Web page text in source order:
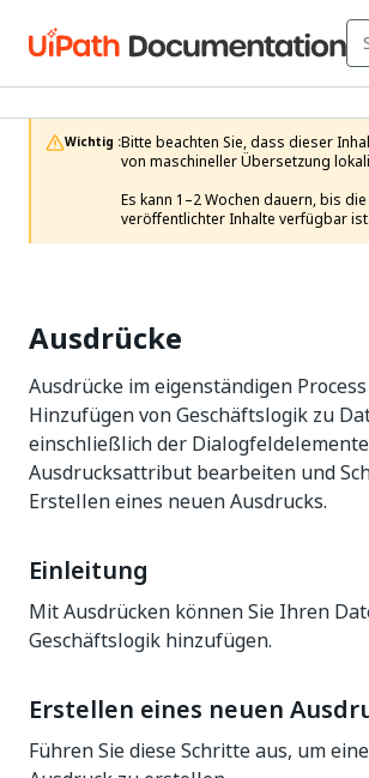
Wichtig :Bitte beachten Sie, dass dieser
von maschineller Übersetzung
Es kann 1–2 Wochen dauern, bis
veröffentlichter Inhalte verfügbar ist.
Ausdrücke
Ausdrücke im eigenständigen
Hinzufügen von Geschäftslogik zu
einschließlich der Dialogfeldelemente
Ausdrucksattribut bearbeiten und
Erstellen eines neuen Ausdrucks.
Einleitung
Mit Ausdrücken können Sie Ihren
Geschäftslogik hinzufügen.
Erstellen eines neuen
Führen Sie diese Schritte aus, um